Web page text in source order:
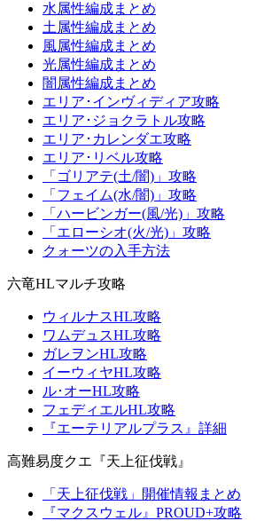
水属性編成まとめ
土属性編成まとめ
風属性編成まとめ
光属性編成まとめ
闇属性編成まとめ
エリア･インヴィディア攻略
エリア･ジョクラトル攻略
エリア･カレンダエ攻略
エリア･リベル攻略
「ゴリアテ(土/闇)」攻略
「フェイム(水/闇)」攻略
「ハービンガー(風/光)」攻略
「エローシオ(火/光)」攻略
クォーツの入手方法
六竜HLマルチ攻略
ウィルナスHL攻略
ワムデュスHL攻略
ガレヲンHL攻略
イーウィヤHL攻略
ル･オーHL攻略
フェディエルHL攻略
『エーテリアルプラス』詳細
高難易度クエ『天上征伐戦』
「天上征伐戦」開催情報まとめ
『マクスウェル』PROUD+攻略